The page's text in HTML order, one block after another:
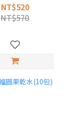
NT$520
NT$570